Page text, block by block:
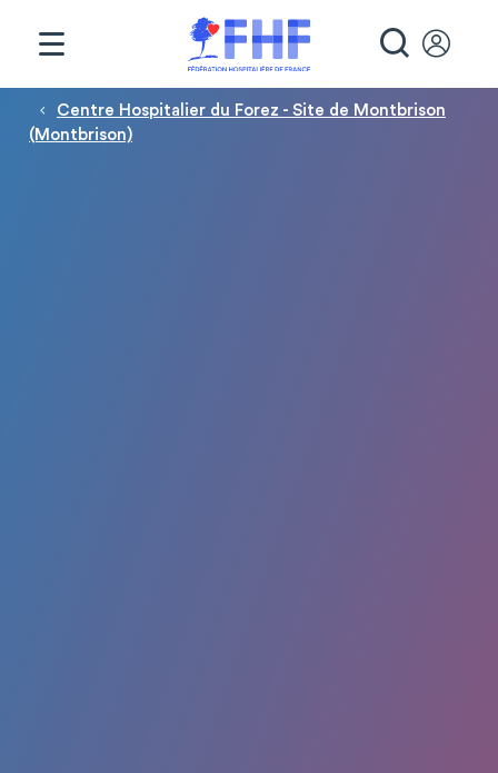
Fil d'Ariane
Centre Hospitalier du Forez - Site de Montbrison
(Montbrison)
Panneau de gestion des cookies